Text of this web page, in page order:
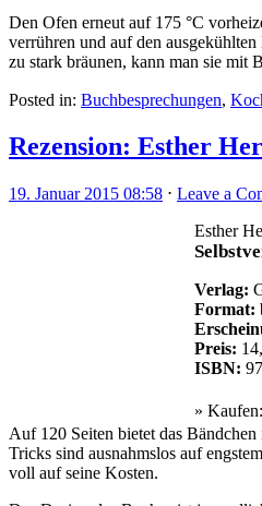
Den Ofen erneut auf 175 °C
verrühren und auf den
zu stark bräunen, kann man sie mit
Posted in: Buchbesprechungen,
Rezension: Esther
19. Januar 2015 08:58 ⋅ Leave a
Esther
Verlag:
Format:
Preis:
ISBN:
» Kaufen:
Auf 120 Seiten bietet das
Tricks sind ausnahmslos auf
voll auf seine Kosten.